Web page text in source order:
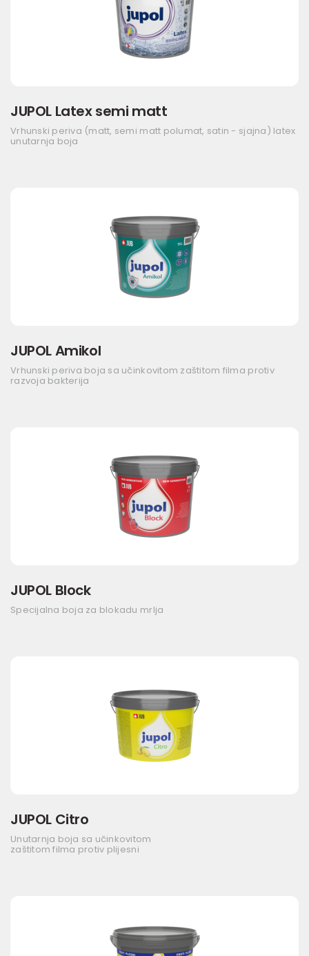
JUPOL Latex semi matt
Vrhunski periva (matt, semi matt polumat, satin - sjajna) latex
unutarnja boja
JUPOL Amikol
Vrhunski periva boja sa učinkovitom zaštitom filma protiv
razvoja bakterija
JUPOL Block
Specijalna boja za blokadu mrlja
JUPOL Citro
Unutarnja boja sa učinkovitom
zaštitom filma protiv plijesni